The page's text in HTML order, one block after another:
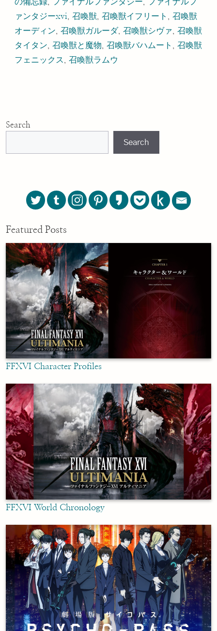
ァンタジーxvi
召喚獣 召喚獣イフリート
召喚獣
オーディン
召喚獣ガルーダ 召喚獣シヴァ
召喚獣
タイタン
召喚獣と魔物 召喚獣バハムート
召喚獣
フェニックス
召喚獣ラムウ
Search
Search
Featured Posts
FFXVI Character Profiles
FFXVI World Chronology